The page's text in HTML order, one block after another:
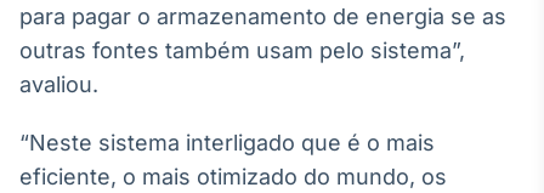
Broadcast
Fundos
de investimento
no Brasil
para pagar o armazenamento de energia se as
outras fontes também usam pelo sistema”,
avaliou.
“Neste sistema interligado que é o mais
eficiente, o mais otimizado do mundo, os